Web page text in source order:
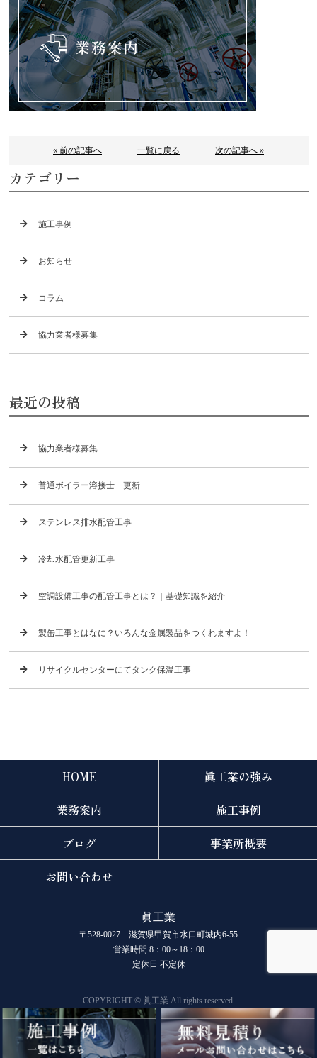
« 前の記事へ 一覧に戻る 次の記事へ »
カテゴリー
施工事例
お知らせ
コラム
協力業者様募集
最近の投稿
協力業者様募集
普通ボイラー溶接士 更新
ステンレス排水配管工事
冷却水配管更新工事
空調設備工事の配管工事とは？｜基礎知識を紹介
製缶工事とはなに？いろんな金属製品をつくれますよ！
リサイクルセンターにてタンク保温工事
HOME
眞工業の強み
業務案内
施工事例
ブログ
事業所概要
お問い合わせ
眞工業
〒528-0027 滋賀県甲賀市水口町城内6-55
営業時間 8：00～18：00
定休日 不定休
COPYRIGHT © 眞工業 All rights reserved.